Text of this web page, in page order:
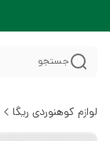
جستجو
لوازم کوهنوردی ریگا